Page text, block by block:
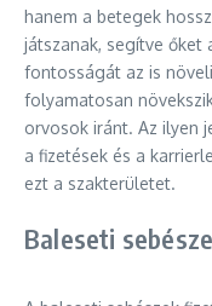
hanem a betegek
játszanak, segítve őket
fontosságát az is
folyamatosan
orvosok iránt. Az ilyen
a fizetések és a
ezt a szakterületet.
Baleseti